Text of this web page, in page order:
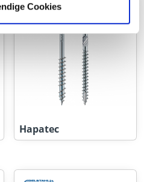
Cookies
Hapatec